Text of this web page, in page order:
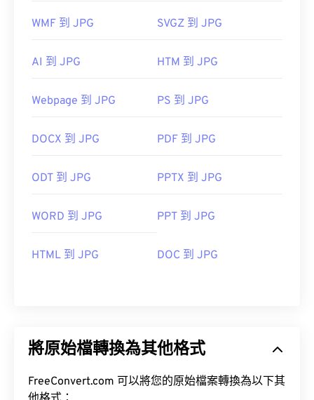
WMF 到 JPG SVGZ 到 JPG
AI 到 JPG HTM 到 JPG
Webpage 到 JPG PS 到 JPG
DOCX 到 JPG PDF 到 JPG
ODT 到 JPG PPTX 到 JPG
WORD 到 JPG PPT 到 JPG
HTML 到 JPG DOC 到 JPG
將原始檔轉換為其他格式
FreeConvert.com 可以將您的原始檔案轉換為以下其